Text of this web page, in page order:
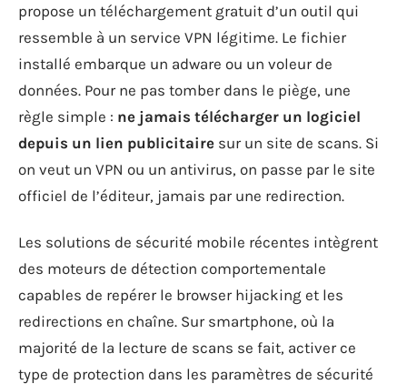
propose un téléchargement gratuit d’un outil qui
ressemble à un service VPN légitime. Le fichier
installé embarque un adware ou un voleur de
données. Pour ne pas tomber dans le piège, une
règle simple : ne jamais télécharger un logiciel
depuis un lien publicitaire sur un site de scans. Si
on veut un VPN ou un antivirus, on passe par le site
officiel de l’éditeur, jamais par une redirection.
Les solutions de sécurité mobile récentes intègrent
des moteurs de détection comportementale
capables de repérer le browser hijacking et les
redirections en chaîne. Sur smartphone, où la
majorité de la lecture de scans se fait, activer ce
type de protection dans les paramètres de sécurité